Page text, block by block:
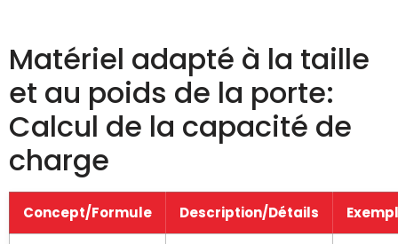
Matériel adapté à la taille
et au poids de la porte:
Calcul de la capacité de
charge
Concept/Formule Description/Détails